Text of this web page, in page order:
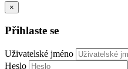
×
Přihlaste se
Uživatelské jméno
Heslo